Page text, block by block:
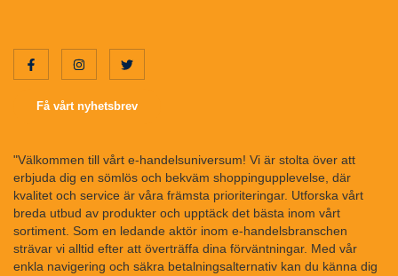
Få vårt nyhetsbrev
"Välkommen till vårt e-handelsuniversum! Vi är stolta över att
erbjuda dig en sömlös och bekväm shoppingupplevelse, där
kvalitet och service är våra främsta prioriteringar. Utforska vårt
breda utbud av produkter och upptäck det bästa inom vårt
sortiment. Som en ledande aktör inom e-handelsbranschen
strävar vi alltid efter att överträffa dina förväntningar. Med vår
enkla navigering och säkra betalningsalternativ kan du känna dig